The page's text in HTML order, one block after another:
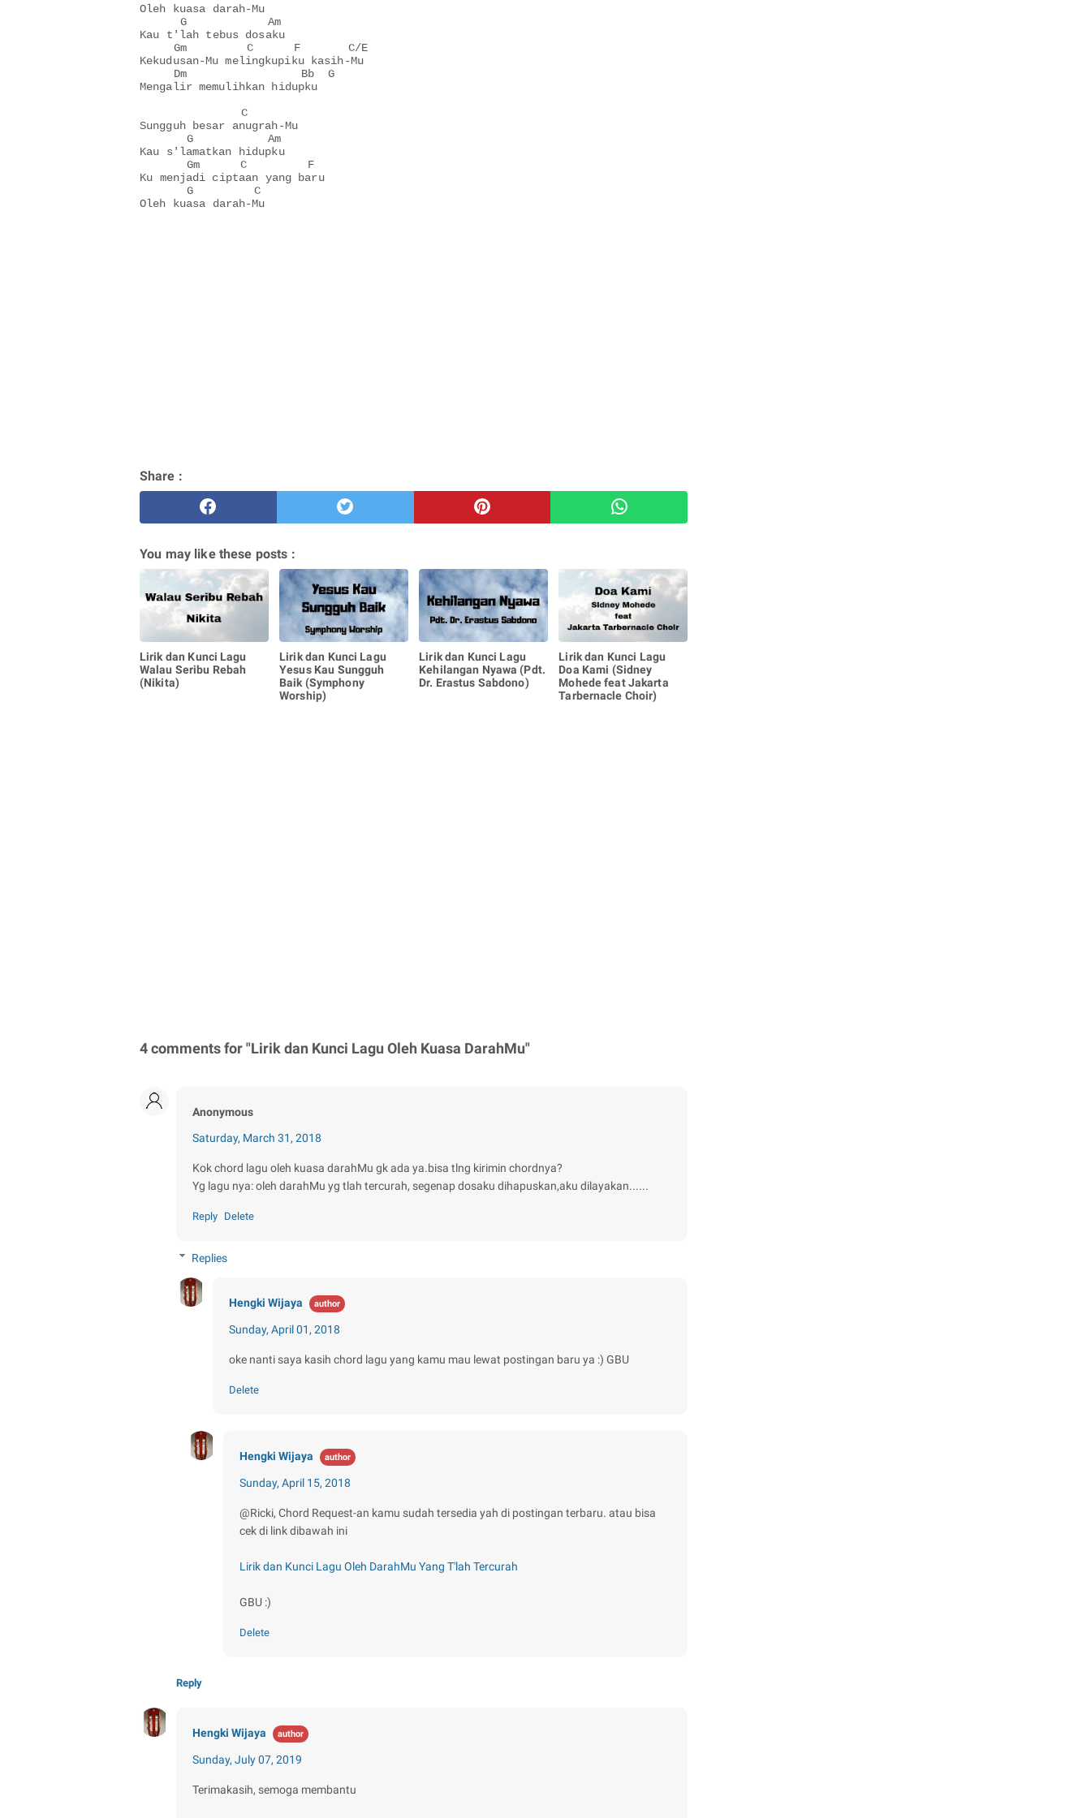
Oleh kuasa darah-Mu
      G            Am
Kau t'lah tebus dosaku
     Gm         C      F       C/E
Kekudusan-Mu melingkupiku kasih-Mu
     Dm                 Bb  G
Mengalir memulihkan hidupku
               C
Sungguh besar anugrah-Mu
       G           Am
Kau s'lamatkan hidupku
       Gm      C         F
Ku menjadi ciptaan yang baru
       G         C
Oleh kuasa darah-Mu
Share :
You may like these posts :
Lirik dan Kunci Lagu
Walau Seribu Rebah
(Nikita)
Lirik dan Kunci Lagu
Yesus Kau Sungguh
Baik (Symphony
Worship)
Lirik dan Kunci Lagu
Kehilangan Nyawa (Pdt.
Dr. Erastus Sabdono)
Lirik dan Kunci Lagu
Doa Kami (Sidney
Mohede feat Jakarta
Tarbernacle Choir)
4 comments for "Lirik dan Kunci Lagu Oleh Kuasa DarahMu"
Anonymous
Saturday, March 31, 2018
Kok chord lagu oleh kuasa darahMu gk ada ya.bisa tlng kirimin chordnya?
Yg lagu nya: oleh darahMu yg tlah tercurah, segenap dosaku dihapuskan,aku dilayakan......
Reply Delete
Replies
Hengki Wijaya
Sunday, April 01, 2018
oke nanti saya kasih chord lagu yang kamu mau lewat postingan baru ya :) GBU
Delete
Hengki Wijaya
Sunday, April 15, 2018
@Ricki, Chord Request-an kamu sudah tersedia yah di postingan terbaru. atau bisa
cek di link dibawah ini
Lirik dan Kunci Lagu Oleh DarahMu Yang T'lah Tercurah
GBU :)
Delete
Reply
Hengki Wijaya
Sunday, July 07, 2019
Terimakasih, semoga membantu